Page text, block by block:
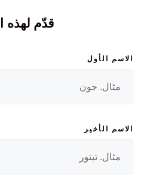
قدّم لهذه
الاسم الأول
الاسم الأخير